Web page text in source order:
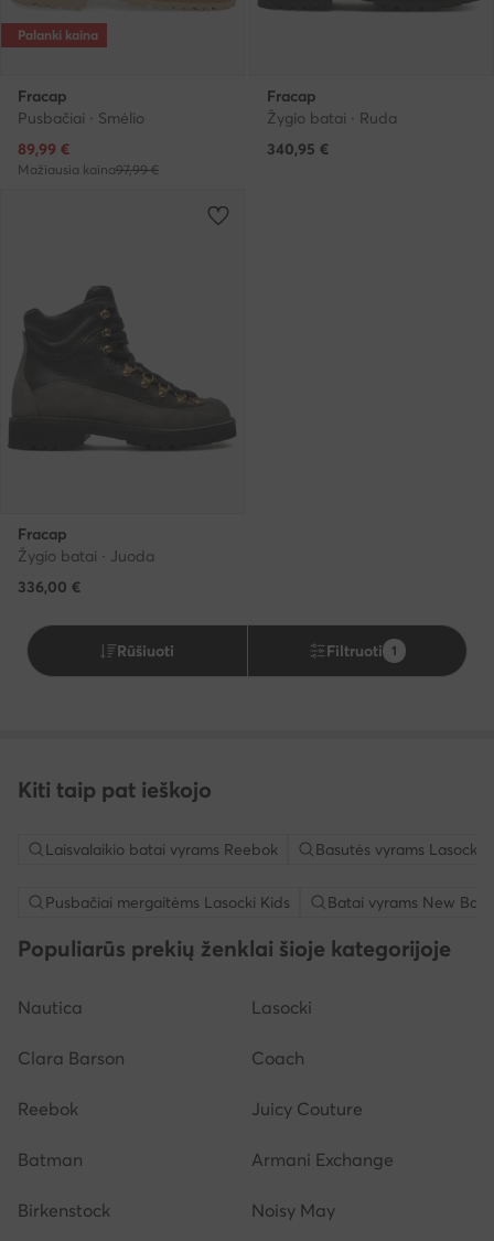
Palanki kaina
Fracap
Pusbačiai · Smėlio
Dabartinė kaina
89,99 €
Mažiausia kaina97,99 €
Fracap
Žygio batai · Ruda
340,95 €
Fracap
Žygio batai · Juoda
336,00 €
Rūšiuoti Filtruoti 1
Kiti taip pat ieškojo
Laisvalaikio batai vyrams Reebok Basutės vyrams Lasocki
Pusbačiai mergaitėms Lasocki Kids Batai vyrams New
Populiarūs prekių ženklai šioje kategorijoje
Nautica Lasocki
Clara Barson Coach
Reebok Juicy Couture
Batman Armani Exchange
Birkenstock Noisy May